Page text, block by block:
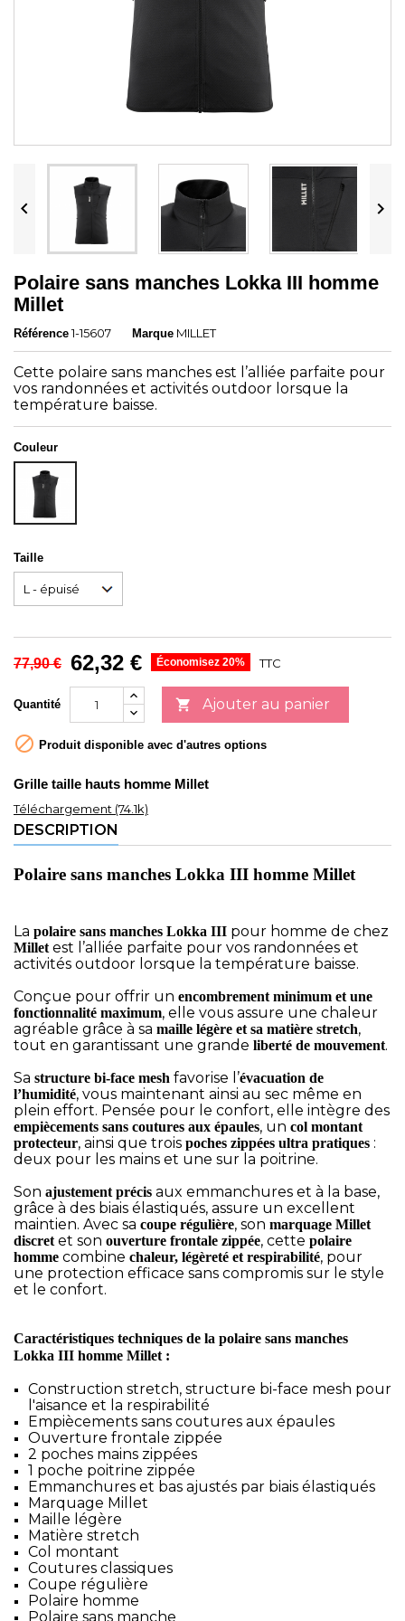
 
Polaire sans manches Lokka III homme
Millet
Référence 1-15607 Marque MILLET
Cette polaire sans manches est l’alliée parfaite pour
vos randonnées et activités outdoor lorsque la
température baisse.
Couleur
NOIR
Taille
77,90 € 62,32 € Économisez 20% TTC
Quantité  Ajouter au panier
 Produit disponible avec d'autres options
Grille taille hauts homme Millet
Téléchargement (74.1k)
DESCRIPTION
Polaire sans manches Lokka III homme Millet
La polaire sans manches Lokka III pour homme de chez
Milletest l’alliée parfaite pour vos randonnées et
activités outdoor lorsque la température baisse.
Conçue pour offrir un encombrement minimum et une
fonctionnalité maximum, elle vous assure une chaleur
agréable grâce à sa maille légère et sa matière stretch,
tout en garantissant une grande liberté de mouvement.
Sa structure bi-face mesh favorise l’évacuation de
l’humidité, vous maintenant ainsi au sec même en
plein effort. Pensée pour le confort, elle intègre des
empiècements sans coutures aux épaules, un col montant
protecteur, ainsi que trois poches zippées ultra pratiques :
deux pour les mains et une sur la poitrine.
Son ajustement précis aux emmanchures et à la base,
grâce à des biais élastiqués, assure un excellent
maintien. Avec sa coupe régulière, son marquage Millet
discretet son ouverture frontale zippée, cette polaire
homme combine chaleur, légèreté et respirabilité, pour
une protection efficace sans compromis sur le style
et le confort.
Caractéristiques techniques de la polaire sans manches
Lokka III homme Millet :
Construction stretch, structure bi-face mesh pour
l'aisance et la respirabilité
Empiècements sans coutures aux épaules
Ouverture frontale zippée
2 poches mains zippées
1 poche poitrine zippée
Emmanchures et bas ajustés par biais élastiqués
Marquage Millet
Maille légère
Matière stretch
Col montant
Coutures classiques
Coupe régulière
Polaire homme
Polaire sans manche